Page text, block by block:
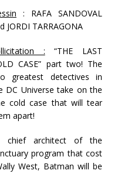
: RAFA SANDOVAL
JORDI TARRAGONA
: “THE LAST
CASE” part two! The
greatest detectives in
DC Universe take on the
cold case that will tear
apart!
chief architect of the
program that cost
West, Batman will be